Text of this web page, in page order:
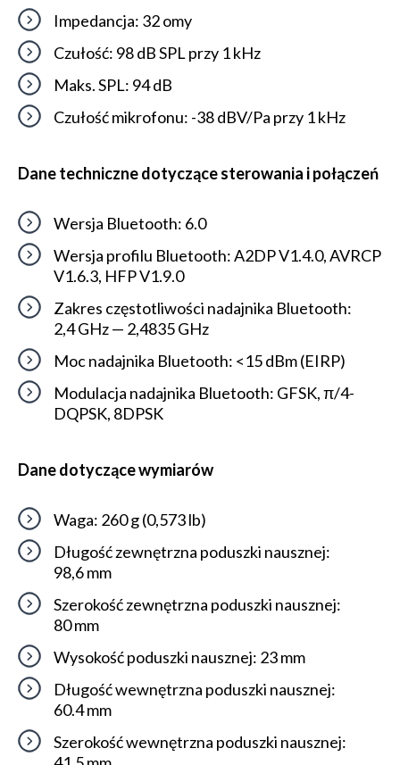
Impedancja: 32 omy
Czułość: 98 dB SPL przy 1 kHz
Maks. SPL: 94 dB
Czułość mikrofonu: -38 dBV/Pa przy 1 kHz
Dane techniczne dotyczące sterowania i połączeń
Wersja Bluetooth: 6.0
Wersja profilu Bluetooth: A2DP V1.4.0, AVRCP
V1.6.3, HFP V1.9.0
Zakres częstotliwości nadajnika Bluetooth:
2,4 GHz — 2,4835 GHz
Moc nadajnika Bluetooth: <15 dBm (EIRP)
Modulacja nadajnika Bluetooth: GFSK, π/4-
DQPSK, 8DPSK
Dane dotyczące wymiarów
Waga: 260 g (0,573 lb)
Długość zewnętrzna poduszki nausznej:
98,6 mm
Szerokość zewnętrzna poduszki nausznej:
80 mm
Wysokość poduszki nausznej: 23 mm
Długość wewnętrzna poduszki nausznej:
60.4 mm
Szerokość wewnętrzna poduszki nausznej: